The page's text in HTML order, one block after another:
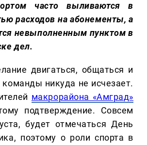
часто выливаются в
расходов на абонементы, а
невыполненным пунктом в
дел.
двигаться, общаться и
никуда не исчезает.
макрорайона «Амград»
подтверждение. Совсем
будет отмечаться День
поэтому о роли спорта в